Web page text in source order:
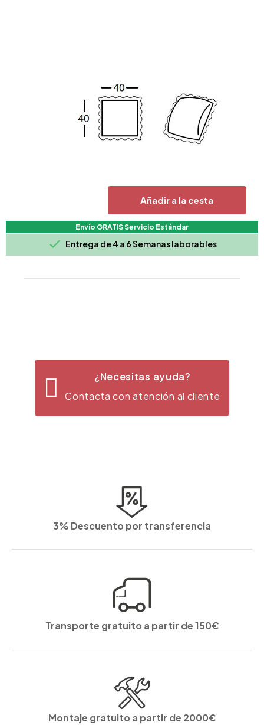
Añadir a la cesta
Envío GRATIS Servicio Estándar
 Entrega de 4 a 6 Semanas laborables
¿Necesitas ayuda?
Contacta con atención al cliente
3% Descuento por transferencia
Transporte gratuito a partir de 150€
Montaje gratuito a partir de 2000€